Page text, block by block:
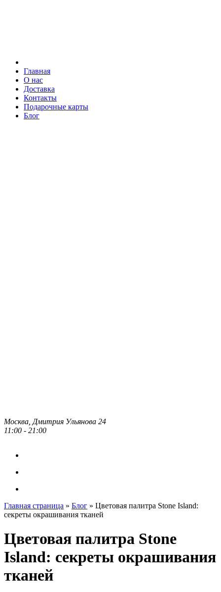
Главная
О нас
Доставка
Контакты
Подарочные карты
Блог
Москва, Дмитрия Ульянова 24
11:00 - 21:00
Главная страница » Блог » Цветовая палитра Stone Island:
секреты окрашивания тканей
Цветовая палитра Stone
Island: секреты окрашивания
тканей